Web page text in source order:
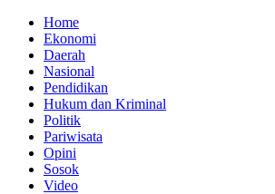
Home
Ekonomi
Daerah
Nasional
Pendidikan
Hukum dan Kriminal
Politik
Pariwisata
Opini
Sosok
Video